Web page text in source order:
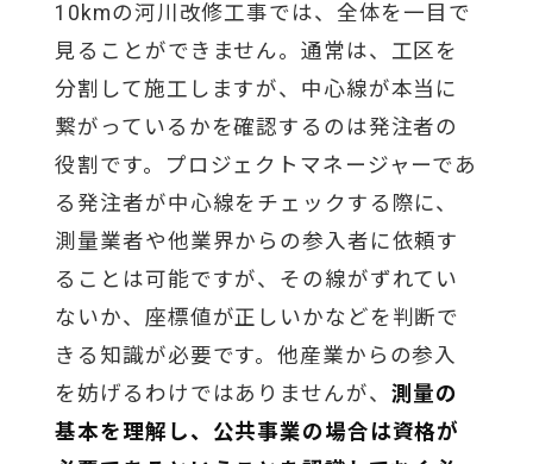
10kmの河川改修工事では、全体を一目で
見ることができません。通常は、工区を
分割して施工しますが、中心線が本当に
繋がっているかを確認するのは発注者の
役割です。プロジェクトマネージャーであ
る発注者が中心線をチェックする際に、
測量業者や他業界からの参入者に依頼す
ることは可能ですが、その線がずれてい
ないか、座標値が正しいかなどを判断で
きる知識が必要です。他産業からの参入
を妨げるわけではありませんが、 測量の
基本を理解し、公共事業の場合は資格が